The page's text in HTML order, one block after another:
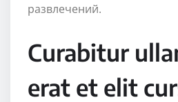
развлечений.
Curabitur
erat et elit